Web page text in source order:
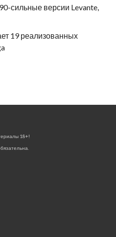
сильные версии Levante,
19 реализованных
18+!